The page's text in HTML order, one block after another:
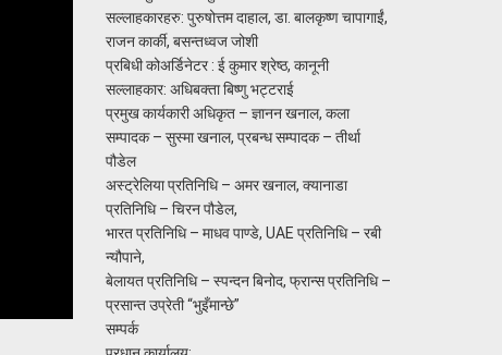
सल्लाहकारहरु: पुरुषोत्तम दाहाल, डा. बालकृष्ण चापागाईं,
राजन कार्की, बसन्तध्वज जोशी
प्रबिधी कोअर्डिनेटर : ई कुमार श्रेष्ठ, कानूनी
सल्लाहकार: अधिबक्ता बिष्णु भट्टराई
प्रमुख कार्यकारी अधिकृत – ज्ञानन खनाल, कला
सम्पादक – सुस्मा खनाल, प्रबन्ध सम्पादक – तीर्था
पौडेल
अस्ट्रेलिया प्रतिनिधि – अमर खनाल, क्यानाडा
प्रतिनिधि – चिरन पौडेल,
भारत प्रतिनिधि – माधव पाण्डे, UAE प्रतिनिधि – रबी
न्यौपाने,
बेलायत प्रतिनिधि – स्पन्दन बिनोद, फ्रान्स प्रतिनिधि –
प्रसान्त उप्रेती “भुइँमान्छे”
सम्पर्क